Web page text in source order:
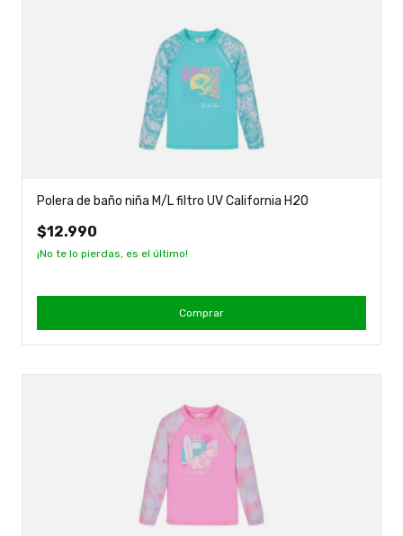
Polera de baño niña M/L filtro UV California H2O
$12.990
¡No te lo pierdas, es el último!
Comprar